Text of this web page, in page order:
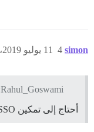
simon 11 يوليو 2019، 7:06ص 4
Rahul_Goswami:
أحتاج إلى تمكين SSO لهذه الوظيفة، أليس كذلك؟